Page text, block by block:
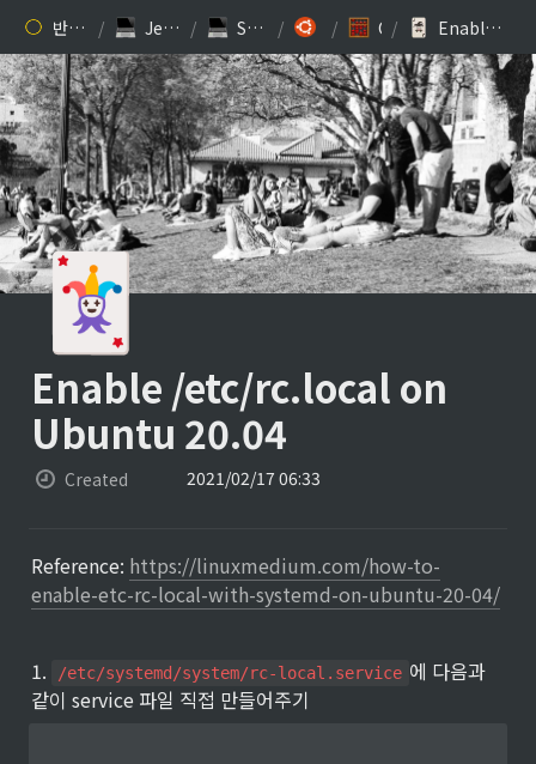
반갑습니다. 김찬규입니다. / Jesse Kim’s 개발 블로그 / Study: Programming / Ubuntu
/ Contents
/ Enable /etc/rc.local on Ubuntu 20.04
🃏
Enable /etc/rc.local on
Ubuntu 20.04
Created 2021/02/17 06:33
Reference: https://linuxmedium.com/how-to-
enable-etc-rc-local-with-systemd-on-ubuntu-20-04/
1. /etc/systemd/system/rc-local.service 에 다음과
같이 service 파일 직접 만들어주기